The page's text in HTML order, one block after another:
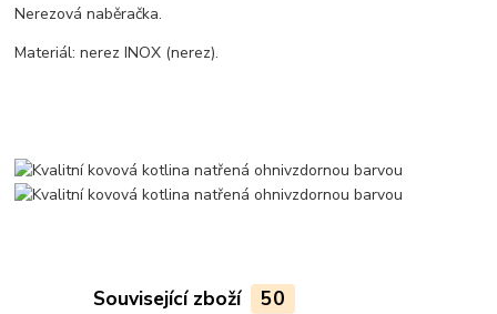
Nerezová naběračka.
Materiál: nerez INOX (nerez).
Související zboží 50